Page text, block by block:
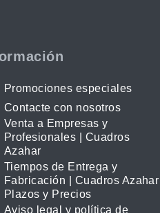
Promociones especiales
Contacte con nosotros
Venta a Empresas y
Profesionales | Cuadros
Azahar
Tiempos de Entrega y
Fabricación | Cuadros Azahar |
Plazos y Precios
Aviso legal y política de